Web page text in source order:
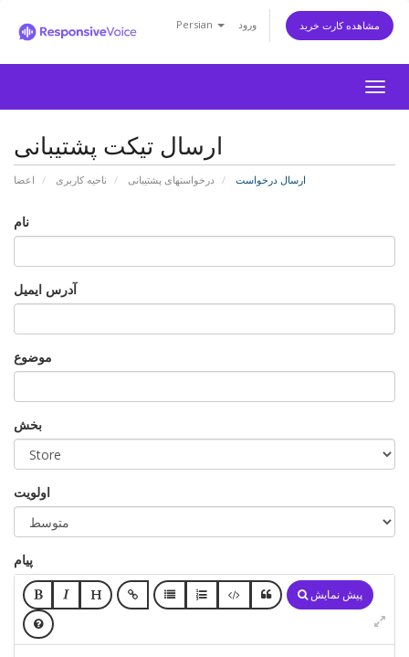
Persian ورود مشاهده کارت خرید
ارسال تیکت پشتیبانی
اعضا ناحیه کاربری درخواستهای پشتیبانی ارسال درخواست
نام
آدرس ایمیل
موضوع
بخش
اولویت
پیام
پیش نمایش